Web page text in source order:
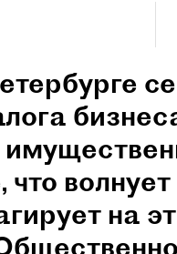
что
на